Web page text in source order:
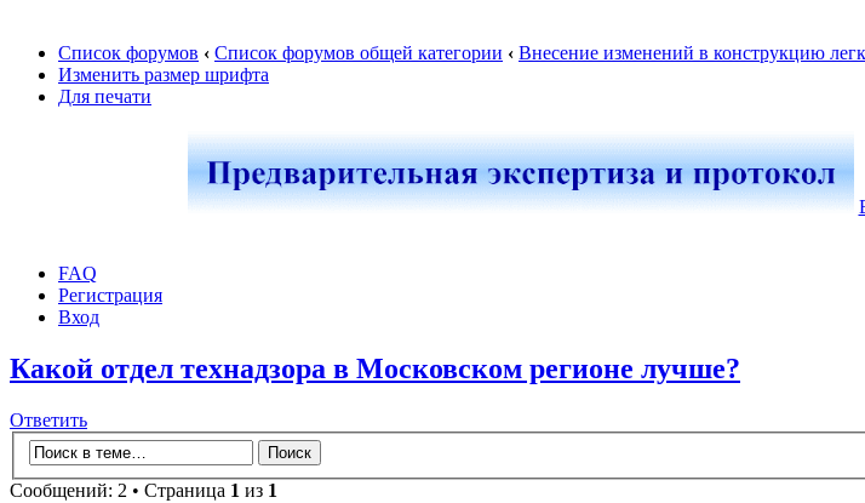
Список форумов ‹ Список форумов общей категории ‹ Внесение изменений в конструкцию
Изменить размер шрифта
Для печати
FAQ
Регистрация
Вход
Какой отдел технадзора в Московском регионе лучше?
Ответить
Сообщений: 2 • Страница 1 из 1